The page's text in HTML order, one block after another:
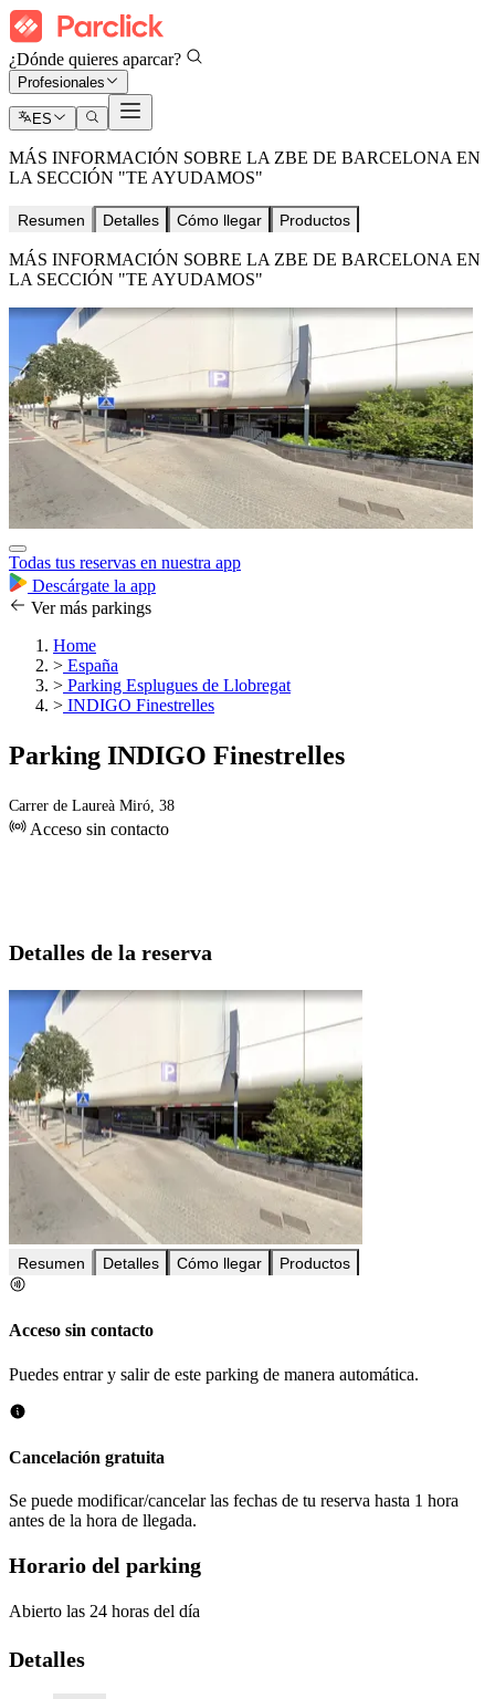
¿Dónde quieres aparcar?
Profesionales
ES
MÁS INFORMACIÓN SOBRE LA ZBE DE BARCELONA EN
LA SECCIÓN "TE AYUDAMOS"
Resumen Detalles Cómo llegar Productos
MÁS INFORMACIÓN SOBRE LA ZBE DE BARCELONA EN
LA SECCIÓN "TE AYUDAMOS"
Todas tus reservas en nuestra app
Descárgate la app
Ver más parkings
Home
> España
> Parking Esplugues de Llobregat
> INDIGO Finestrelles
Parking INDIGO Finestrelles
Carrer de Laureà Miró, 38
Acceso sin contacto
Detalles de la reserva
Resumen Detalles Cómo llegar Productos
Acceso sin contacto
Puedes entrar y salir de este parking de manera automática.
Cancelación gratuita
Se puede modificar/cancelar las fechas de tu reserva hasta 1 hora
antes de la hora de llegada.
Horario del parking
Abierto las 24 horas del día
Detalles